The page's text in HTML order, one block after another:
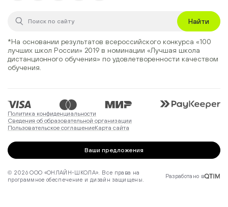
Найти
*На основании результатов всероссийского конкурса «100
лучших школ России» 2019 в номинации «Лучшая школа
дистанционного обучения» по удовлетворенности качеством
обучения.
Политика конфиденциальности
Сведения об образовательной организации
Пользовательское соглашениеКарта сайта
Ваши предложения
© 2026 ООО «ОНЛАЙН-ШКОЛА». Все права на
программное обеспечение и дизайн защищены.
Разработано в